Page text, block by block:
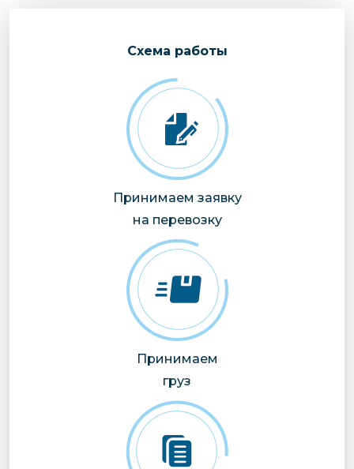
Cхема работы
Принимаем заявку
на перевозку
Принимаем
груз